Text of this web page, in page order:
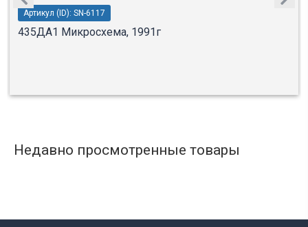
Артикул (ID): SN-6117
435ДА1 Микросхема, 1991г
Недавно просмотренные товары